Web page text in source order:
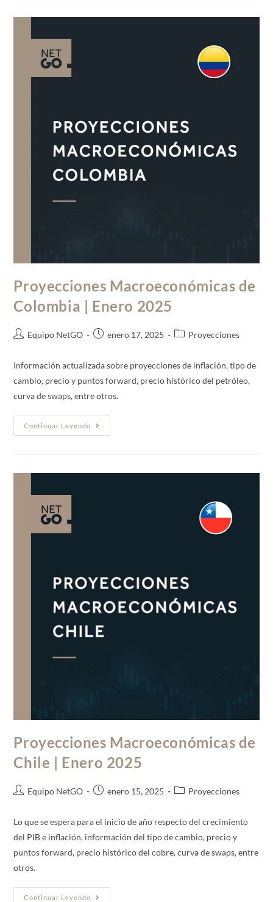
Proyecciones Macroeconómicas de
Colombia | Enero 2025
Equipo NetGO enero 17, 2025 Proyecciones
Información actualizada sobre proyecciones de inflación, tipo de
cambio, precio y puntos forward, precio histórico del petróleo,
curva de swaps, entre otros.
Continuar Leyendo
Proyecciones Macroeconómicas de
Chile | Enero 2025
Equipo NetGO enero 15, 2025 Proyecciones
Lo que se espera para el inicio de año respecto del crecimiento
del PIB e inflación, información del tipo de cambio, precio y
puntos forward, precio histórico del cobre, curva de swaps, entre
otros.
Continuar Leyendo